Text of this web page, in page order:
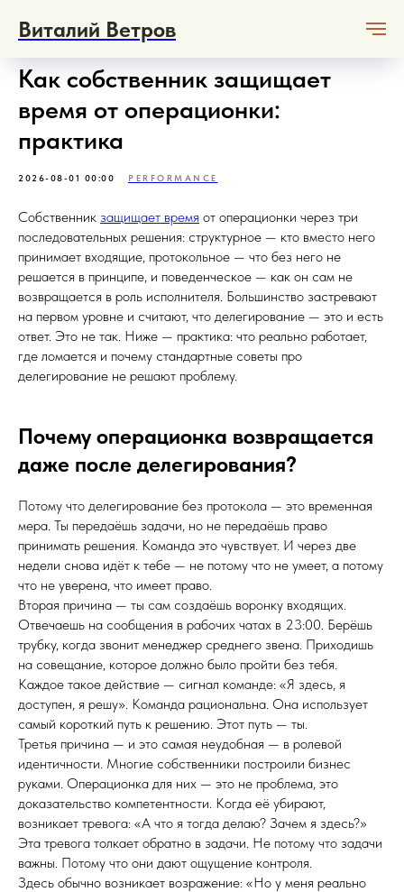
Виталий Ветров
Как собственник защищает
время от операционки:
практика
2026-08-01 00:00 PERFORMANCE
Собственник защищает время от операционки через три
последовательных решения: структурное — кто вместо него
принимает входящие, протокольное — что без него не
решается в принципе, и поведенческое — как он сам не
возвращается в роль исполнителя. Большинство застревают
на первом уровне и считают, что делегирование — это и есть
ответ. Это не так. Ниже — практика: что реально работает,
где ломается и почему стандартные советы про
делегирование не решают проблему.
Почему операционка возвращается
даже после делегирования?
Потому что делегирование без протокола — это временная
мера. Ты передаёшь задачи, но не передаёшь право
принимать решения. Команда это чувствует. И через две
недели снова идёт к тебе — не потому что не умеет, а потому
что не уверена, что имеет право.
Вторая причина — ты сам создаёшь воронку входящих.
Отвечаешь на сообщения в рабочих чатах в 23:00. Берёшь
трубку, когда звонит менеджер среднего звена. Приходишь
на совещание, которое должно было пройти без тебя.
Каждое такое действие — сигнал команде: «Я здесь, я
доступен, я решу». Команда рациональна. Она использует
самый короткий путь к решению. Этот путь — ты.
Третья причина — и это самая неудобная — в ролевой
идентичности. Многие собственники построили бизнес
руками. Операционка для них — это не проблема, это
доказательство компетентности. Когда её убирают,
возникает тревога: «А что я тогда делаю? Зачем я здесь?»
Эта тревога толкает обратно в задачи. Не потому что задачи
важны. Потому что они дают ощущение контроля.
Здесь обычно возникает возражение: «Но у меня реально